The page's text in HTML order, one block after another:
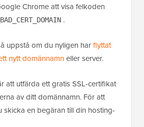
Chrome att visa felkoden
.
uppstå om du nyligen harflyttat
nytt domännamneller server.
att utfärda ett gratis SSL-certifikat
av ditt domännamn. För att
skicka en begäran till din hosting-